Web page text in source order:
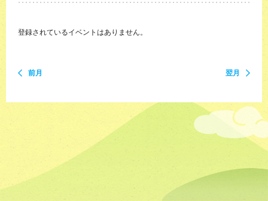
登録されているイベントはありません。
前月 翌月